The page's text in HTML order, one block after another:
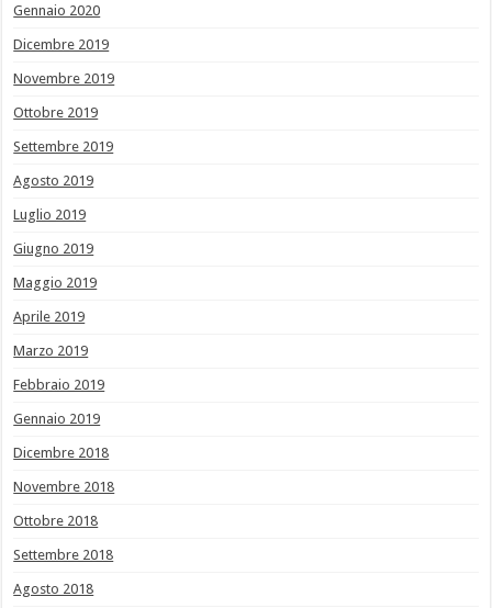
Gennaio 2020
Dicembre 2019
Novembre 2019
Ottobre 2019
Settembre 2019
Agosto 2019
Luglio 2019
Giugno 2019
Maggio 2019
Aprile 2019
Marzo 2019
Febbraio 2019
Gennaio 2019
Dicembre 2018
Novembre 2018
Ottobre 2018
Settembre 2018
Agosto 2018